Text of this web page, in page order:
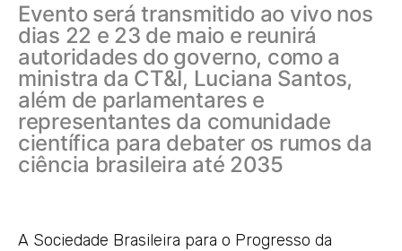
Evento será transmitido ao vivo nos
dias 22 e 23 de maio e reunirá
autoridades do governo, como a
ministra da CT&I, Luciana Santos,
além de parlamentares e
representantes da comunidade
científica para debater os rumos da
ciência brasileira até 2035
A Sociedade Brasileira para o Progresso da